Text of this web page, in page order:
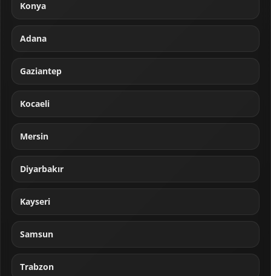
Konya
Adana
Gaziantep
Kocaeli
Mersin
Diyarbakır
Kayseri
Samsun
Trabzon